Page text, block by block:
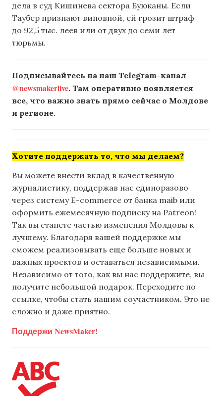
дела в суд Кишинева сектора Буюканы. Если
Таубер признают виновной, ей грозит штраф
до 92,5 тыс. леев или от двух до семи лет
тюрьмы.
Подписывайтесь на наш Telegram-канал
@newsmakerlive. Там оперативно появляется
все, что важно знать прямо сейчас о Молдове
и регионе.
Хотите поддержать то, что мы делаем?
Вы можете внести вклад в качественную
журналистику, поддержав нас единоразово
через систему E-commerce от банка maib или
оформить ежемесячную подписку на Patreon!
Так вы станете частью изменения Молдовы к
лучшему. Благодаря вашей поддержке мы
сможем реализовывать еще больше новых и
важных проектов и оставаться независимыми.
Независимо от того, как вы нас поддержите, вы
получите небольшой подарок. Переходите по
ссылке, чтобы стать нашим соучастником. Это не
сложно и даже приятно.
Поддержи NewsMaker!